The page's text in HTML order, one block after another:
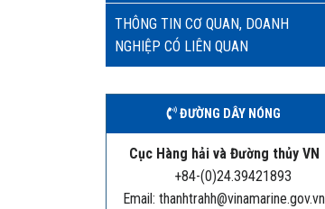
THÔNG TIN CƠ QUAN, DOANH
NGHIỆP CÓ LIÊN QUAN
ĐƯỜNG DÂY NÓNG
Cục Hàng hải và Đường thủy VN
+84-(0)24.39421893
Email: thanhtrahh@vinamarine.gov.vn